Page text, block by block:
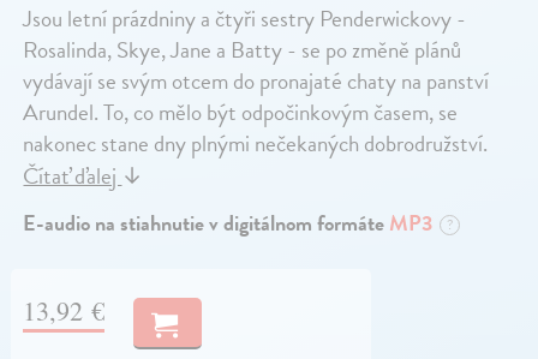
Jsou letní prázdniny a čtyři sestry Penderwickovy -
Rosalinda, Skye, Jane a Batty - se po změně plánů
vydávají se svým otcem do pronajaté chaty na panství
Arundel. To, co mělo být odpočinkovým časem, se
nakonec stane dny plnými nečekaných dobrodružství.
Čítať ďalej↓
E-audio na stiahnutie v digitálnom formáteMP3 ?
13,92 €